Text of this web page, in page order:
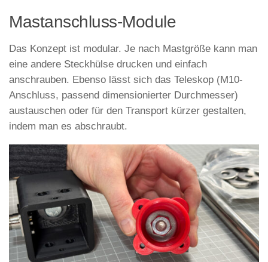
Mastanschluss-Module
Das Konzept ist modular. Je nach Mastgröße kann man
eine andere Steckhülse drucken und einfach
anschrauben. Ebenso lässt sich das Teleskop (M10-
Anschluss, passend dimensionierter Durchmesser)
austauschen oder für den Transport kürzer gestalten,
indem man es abschraubt.